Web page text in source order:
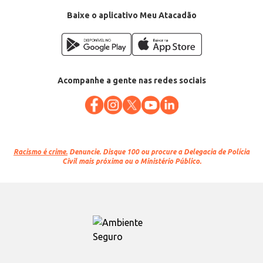
Baixe o aplicativo Meu Atacadão
Acompanhe a gente nas redes sociais
Racismo é crime. Denuncie. Disque 100 ou procure a Delegacia de Polícia
Civil mais próxima ou o Ministério Público.